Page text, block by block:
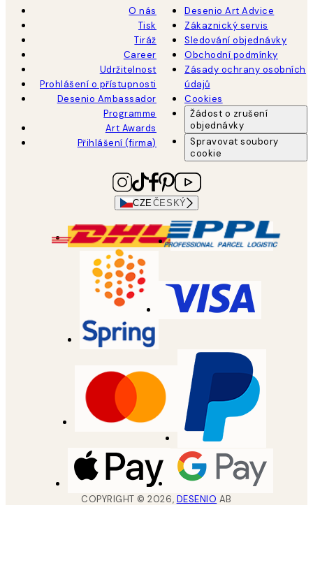
O nás
Tisk
Tiráž
Career
Udržitelnost
Prohlášení o přístupnosti
Desenio Ambassador
Programme
Art Awards
Přihlášení (firma)
Desenio Art Advice
Zákaznický servis
Sledování objednávky
Obchodní podmínky
Zásady ochrany osobních
údajů
Cookies
Žádost o zrušení
objednávky
Spravovat soubory
cookie
CZEČESKÝ
COPYRIGHT ©2026, DESENIO AB